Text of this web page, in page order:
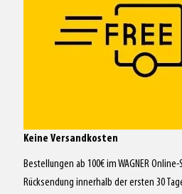
Keine Versandkosten
Bestellungen ab 100€ im WAGNER
Rücksendung innerhalb der ersten 30